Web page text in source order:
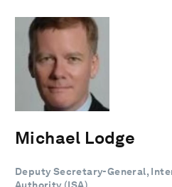
Michael Lodge
Deputy Secretary-General,